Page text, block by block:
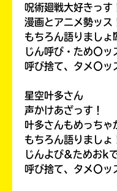
呪術廻戦大好きっす
漫画とアニメ勢ッス
もちろん語りましょ⁉
じん呼び・ため〇ッ
呼び捨て、タメ〇ッ
星空叶多さん
声かけあざっす！
叶多さんもめっちゃ
もちろん語りましょ
じんよび&ためおk
呼び捨て、タメ〇ッ